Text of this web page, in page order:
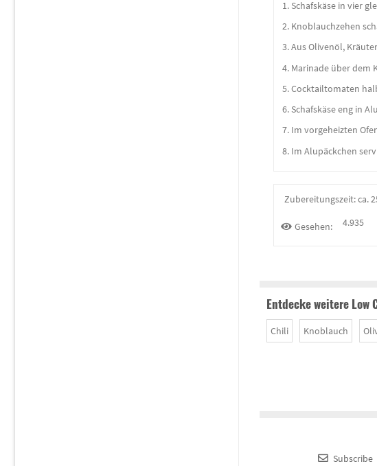
Schafskäse in vier
Knoblauchzehen
Aus Olivenöl,
Marinade über dem
Cocktailtomaten
Schafskäse eng in
Im vorgeheizten
Im Alupäckchen
Zubereitungszeit:ca.
Gesehen: 4.935
Entdecke weitere Low
Chili Knoblauch
Subscribe